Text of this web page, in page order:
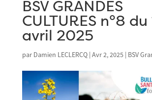
BSV GRANDES
CULTURES n°8 du
avril 2025
par Damien LECLERCQ| Avr 2, 2025| BSV